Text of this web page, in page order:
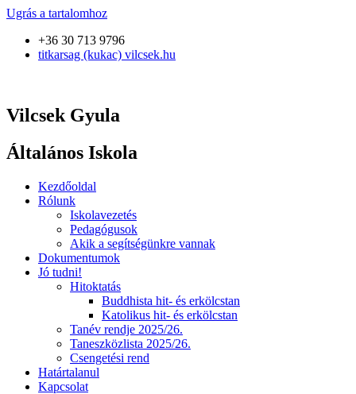
Ugrás a tartalomhoz
+36 30 713 9796
titkarsag (kukac) vilcsek.hu
Vilcsek Gyula
Általános Iskola
Kezdőoldal
Rólunk
Iskolavezetés
Pedagógusok
Akik a segítségünkre vannak
Dokumentumok
Jó tudni!
Hitoktatás
Buddhista hit- és erkölcstan
Katolikus hit- és erkölcstan
Tanév rendje 2025/26.
Taneszközlista 2025/26.
Csengetési rend
Határtalanul
Kapcsolat